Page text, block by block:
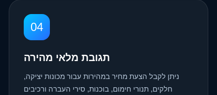
04
תגובת מלאי מהירה
ניתן לקבל הצעת מחיר במהירות עבור מכונות יציקה,
חלקים, תנורי חימום, בוכנות, סירי העברה ורכיבים